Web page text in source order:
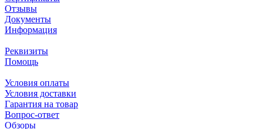
Отзывы
Документы
Информация
Реквизиты
Помощь
Условия оплаты
Условия доставки
Гарантия на товар
Вопрос-ответ
Обзоры